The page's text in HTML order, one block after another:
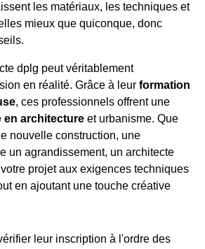
les matériaux, les techniques et
mieux que quiconque, donc
dplg peut véritablement
en réalité. Grâce à leur formation
, ces professionnels offrent une
en architecture et urbanisme. Que
nouvelle construction, une
un agrandissement, un architecte
projet aux exigences techniques
en ajoutant une touche créative
leur inscription à l'ordre des